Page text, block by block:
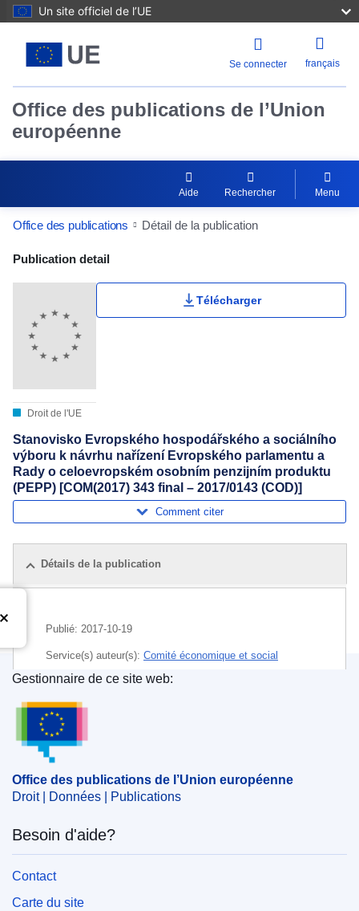
Un site officiel de l’UE
Se connecter français
Office des publications de l’Union
européenne
Aide Rechercher Menu
Office des publications Détail de la publication
Publication Detail Actions Portlet
Publication detail
Droit de l'UE
Télécharger
Stanovisko Evropského hospodářského a sociálního
výboru k návrhu nařízení Evropského parlamentu a
Rady o celoevropském osobním penzijním produktu
(PEPP) [COM(2017) 343 final – 2017/0143 (COD)]
Comment citer
Détails de la publication
Publié: 2017-10-19
Service(s) auteur(s): Comité économique et social
européen
Sujet:information du consommateur
capitaux
investissements
d'investissement,État membre UE
OJ : JOC_2018_081_R_0019
Office des publications de l’Union européenne
Gestionnaire de ce site web:
Office des publications de l’Union européenne
Droit | Données | Publications
Besoin d'aide?
Contact
Carte du site